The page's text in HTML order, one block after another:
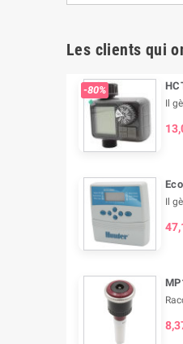
Les clients qui
-80%
Il
Il